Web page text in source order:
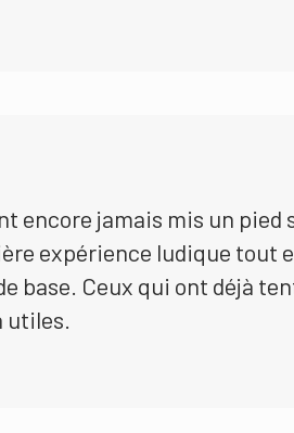
encore jamais mis un pied
expérience ludique tout
base. Ceux qui ont déjà